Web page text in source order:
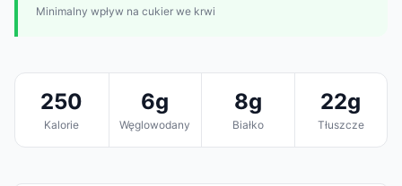
Minimalny wpływ na cukier we krwi
250
Kalorie
6g
Węglowodany
8g
Białko
22g
Tłuszcze